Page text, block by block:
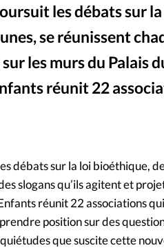
Monde
Société
les débats sur
se réunissent
les murs du Palais
réunit 22
débats sur la loi bioéthique,
slogans qu’ils agitent et
réunit 22 associations
position sur des
que suscite cette